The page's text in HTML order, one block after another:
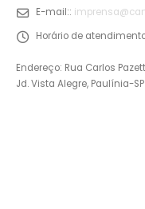
E-mail::
Horário de
Endereço: Rua Carlos
Jd. Vista Alegre, Paulínia-SP